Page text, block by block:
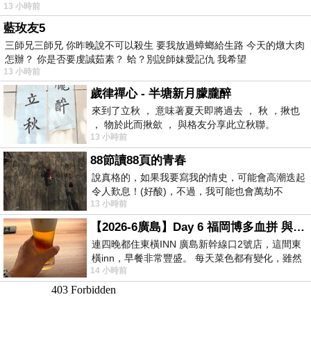
13 小時前
藍玫友5
三師兄三師兄 你昨晚說不可以殺生 要我放過蟑螂給生路 今天的燉大肉
怎辦？ 你是否要虔誠茹素？ 蛤？別說師妹愛記仇 我希望
13 小時前
歲律禪心 - 半塘新月朦朧醉
來到了立秋 ， 意味著夏天即將過去 ， 秋 ，揪也
， 物於此而揪歛 ， 與格友分享此立秋聯。
13 小時前
88節讀88頁的青春
說真格的，如果我要寫我的情史，可能會高潮迭起
令人歎息！(好酸)，不過，我可能也會萬劫不
復...，每天跪鍵盤還是被判了花心的罪
13 小時前
【2026-6廣島】Day 6 福岡博多血拼 與機場接送少年司機深夜對談
連四晚都住東橫INN 廣島新幹線口2號店，這間東
橫inn，早餐非常豐盛。 每天菜色都有變化，雖然
看到工作人員拿出料理包加熱，但
14 小時前